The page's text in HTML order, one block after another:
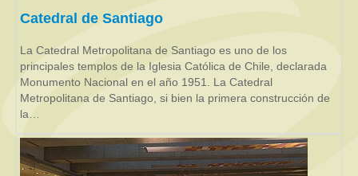
Catedral de Santiago
La Catedral Metropolitana de Santiago es uno de los
principales templos de la Iglesia Católica de Chile, declarada
Monumento Nacional en el año 1951. La Catedral
Metropolitana de Santiago, si bien la primera construcción de
la…